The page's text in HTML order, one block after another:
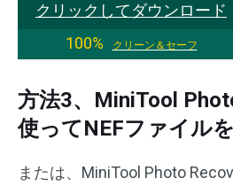
クリックしてダウンロード
100%
クリーン＆セーフ
方法3、MiniTool
使ってNEFファイル
または、MiniTool Photo